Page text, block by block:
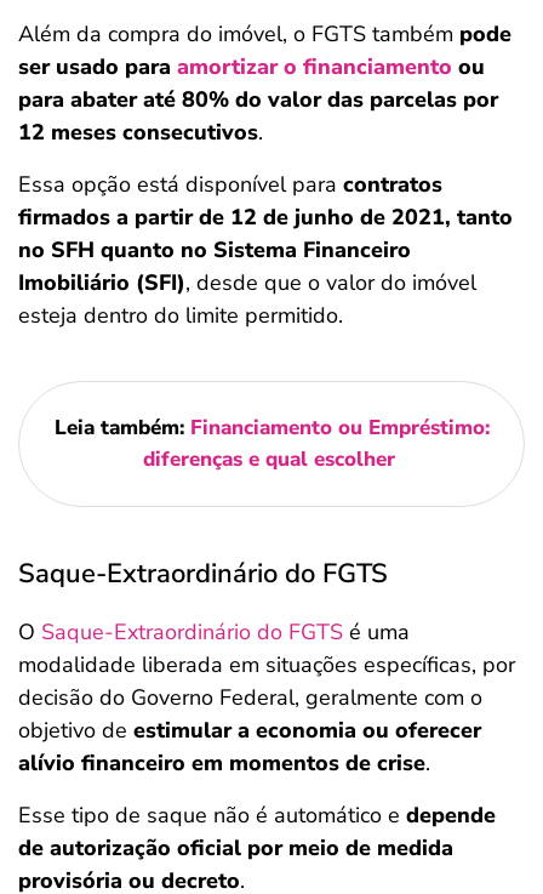
Além da compra do imóvel, o FGTS também pode
ser usado para amortizar o financiamento ou
para abater até 80% do valor das parcelas por
12 meses consecutivos.
Essa opção está disponível para contratos
firmados a partir de 12 de junho de 2021, tanto
no SFH quanto no Sistema Financeiro
Imobiliário (SFI), desde que o valor do imóvel
esteja dentro do limite permitido.
Leia também: Financiamento ou Empréstimo:
diferenças e qual escolher
Saque-Extraordinário do FGTS
O Saque-Extraordinário do FGTS é uma
modalidade liberada em situações específicas, por
decisão do Governo Federal, geralmente com o
objetivo de estimular a economia ou oferecer
alívio financeiro em momentos de crise.
Esse tipo de saque não é automático e depende
de autorização oficial por meio de medida
provisória ou decreto.